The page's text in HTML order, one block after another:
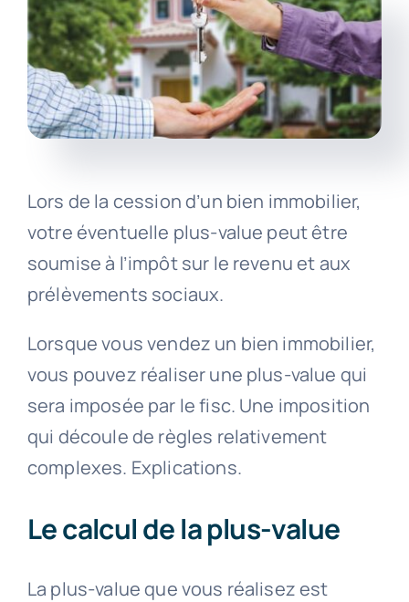
Lors de la cession d’un bien immobilier,
votre éventuelle plus-value peut être
soumise à l’impôt sur le revenu et aux
prélèvements sociaux.
Lorsque vous vendez un bien immobilier,
vous pouvez réaliser une plus-value qui
sera imposée par le fisc. Une imposition
qui découle de règles relativement
complexes. Explications.
Le calcul de la plus-value
La plus-value que vous réalisez est